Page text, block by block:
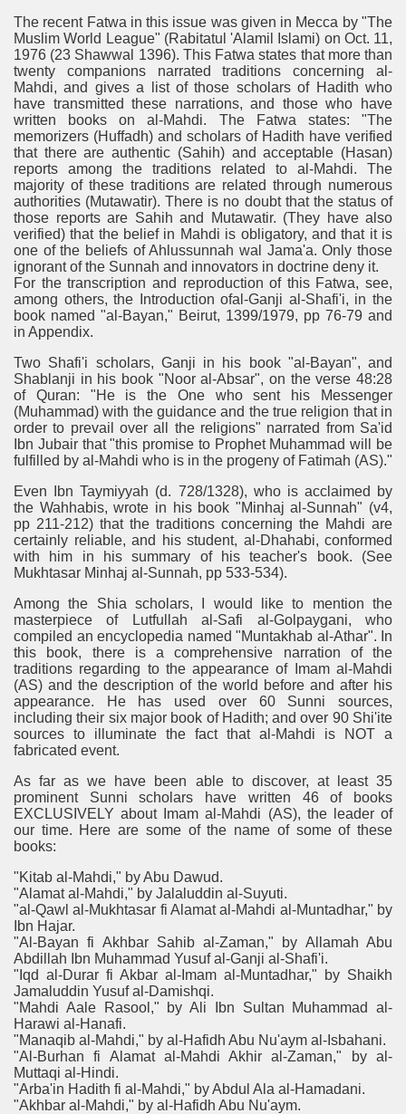
The recent Fatwa in this issue was given in Mecca by "The
Muslim World League" (Rabitatul 'Alamil Islami) on Oct. 11,
1976 (23 Shawwal 1396). This Fatwa states that more than
twenty companions narrated traditions concerning al-
Mahdi, and gives a list of those scholars of Hadith who
have transmitted these narrations, and those who have
written books on al-Mahdi. The Fatwa states: "The
memorizers (Huffadh) and scholars of Hadith have verified
that there are authentic (Sahih) and acceptable (Hasan)
reports among the traditions related to al-Mahdi. The
majority of these traditions are related through numerous
authorities (Mutawatir). There is no doubt that the status of
those reports are Sahih and Mutawatir. (They have also
verified) that the belief in Mahdi is obligatory, and that it is
one of the beliefs of Ahlussunnah wal Jama'a. Only those
ignorant of the Sunnah and innovators in doctrine deny it.
For the transcription and reproduction of this Fatwa, see,
among others, the Introduction ofal-Ganji al-Shafi'i, in the
book named "al-Bayan," Beirut, 1399/1979, pp 76-79 and
in Appendix.
Two Shafi'i scholars, Ganji in his book "al-Bayan", and
Shablanji in his book "Noor al-Absar", on the verse 48:28
of Quran: "He is the One who sent his Messenger
(Muhammad) with the guidance and the true religion that in
order to prevail over all the religions" narrated from Sa'id
Ibn Jubair that "this promise to Prophet Muhammad will be
fulfilled by al-Mahdi who is in the progeny of Fatimah (AS)."
Even Ibn Taymiyyah (d. 728/1328), who is acclaimed by
the Wahhabis, wrote in his book "Minhaj al-Sunnah" (v4,
pp 211-212) that the traditions concerning the Mahdi are
certainly reliable, and his student, al-Dhahabi, conformed
with him in his summary of his teacher's book. (See
Mukhtasar Minhaj al-Sunnah, pp 533-534).
Among the Shia scholars, I would like to mention the
masterpiece of Lutfullah al-Safi al-Golpaygani, who
compiled an encyclopedia named "Muntakhab al-Athar". In
this book, there is a comprehensive narration of the
traditions regarding to the appearance of Imam al-Mahdi
(AS) and the description of the world before and after his
appearance. He has used over 60 Sunni sources,
including their six major book of Hadith; and over 90 Shi'ite
sources to illuminate the fact that al-Mahdi is NOT a
fabricated event.
As far as we have been able to discover, at least 35
prominent Sunni scholars have written 46 of books
EXCLUSIVELY about Imam al-Mahdi (AS), the leader of
our time. Here are some of the name of some of these
books:
"Kitab al-Mahdi," by Abu Dawud.
"Alamat al-Mahdi," by Jalaluddin al-Suyuti.
"al-Qawl al-Mukhtasar fi Alamat al-Mahdi al-Muntadhar," by
Ibn Hajar.
"Al-Bayan fi Akhbar Sahib al-Zaman," by Allamah Abu
Abdillah Ibn Muhammad Yusuf al-Ganji al-Shafi'i.
"Iqd al-Durar fi Akbar al-Imam al-Muntadhar," by Shaikh
Jamaluddin Yusuf al-Damishqi.
"Mahdi Aale Rasool," by Ali Ibn Sultan Muhammad al-
Harawi al-Hanafi.
"Manaqib al-Mahdi," by al-Hafidh Abu Nu'aym al-Isbahani.
"Al-Burhan fi Alamat al-Mahdi Akhir al-Zaman," by al-
Muttaqi al-Hindi.
"Arba'in Hadith fi al-Mahdi," by Abdul Ala al-Hamadani.
"Akhbar al-Mahdi," by al-Hafidh Abu Nu'aym.